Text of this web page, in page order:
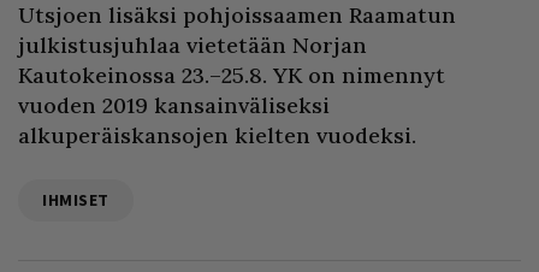
Utsjoen lisäksi pohjoissaamen Raamatun
julkistusjuhlaa vietetään Norjan
Kautokeinossa 23.–25.8. YK on nimennyt
vuoden 2019 kansainväliseksi
alkuperäiskansojen kielten vuodeksi.
IHMISET